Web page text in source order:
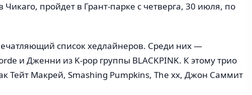
пройдет в Грант-парке с четверга, 30 июля, по
список хедлайнеров. Среди них —
и Дженни из K-pop группы BLACKPINK. К этому трио
Тейт Макрей, Smashing Pumpkins, The xx, Джон Саммит